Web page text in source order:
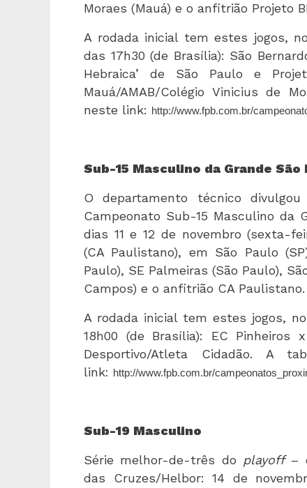
Moraes (Mauá) e o anfitrião Projeto
A rodada inicial tem estes jogos,
das 17h30 (de Brasília): São
Hebraica’ de São Paulo e
Mauá/AMAB/Colégio Vinicius de
neste link:
http://www.fpb.com.br/
Sub-15 Masculino da Grande São
O departamento técnico
Campeonato Sub-15 Masculino da
dias 11 e 12 de novembro (sexta-
(CA Paulistano), em São Paulo
Paulo), SE Palmeiras (São Paulo),
Campos) e o anfitrião CA Paulistano.
A rodada inicial tem estes jogos,
18h00 (de Brasília): EC
Desportivo/Atleta Cidadão. A
link:
http://www.fpb.com.br/
Sub-19 Masculino
Série melhor-de-três do playoff–
das Cruzes/Helbor: 14 de